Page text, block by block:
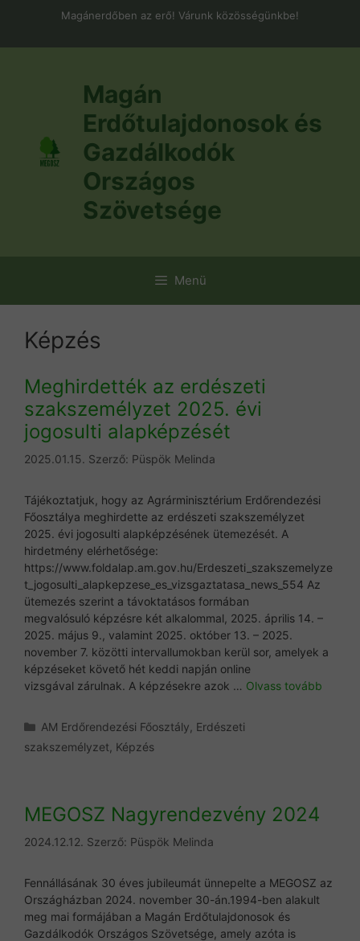
Magánerdőben az erő! Várunk közösségünkbe!
Magán
Erdőtulajdonosok és
Gazdálkodók
Országos
Szövetsége
Menü
Képzés
Meghirdették az erdészeti
szakszemélyzet 2025. évi
jogosulti alapképzését
2025.01.15. Szerző: Püspök Melinda
Tájékoztatjuk, hogy az Agrárminisztérium Erdőrendezési
Főosztálya meghirdette az erdészeti szakszemélyzet
2025. évi jogosulti alapképzésének ütemezését. A
hirdetmény elérhetősége:
https://www.foldalap.am.gov.hu/Erdeszeti_szakszemelyze
t_jogosulti_alapkepzese_es_vizsgaztatasa_news_554 Az
ütemezés szerint a távoktatásos formában
megvalósuló képzésre két alkalommal, 2025. április 14. –
2025. május 9., valamint 2025. október 13. – 2025.
november 7. közötti intervallumokban kerül sor, amelyek a
képzéseket követő hét keddi napján online
vizsgával zárulnak. A képzésekre azok … Olvass tovább
Kategória
AM Erdőrendezési Főosztály Erdészeti
szakszemélyzet Képzés
MEGOSZ Nagyrendezvény 2024
2024.12.12. Szerző: Püspök Melinda
Fennállásának 30 éves jubileumát ünnepelte a MEGOSZ az
Országházban 2024. november 30-án.1994-ben alakult
meg mai formájában a Magán Erdőtulajdonosok és
Gazdálkodók Országos Szövetsége, amely azóta is